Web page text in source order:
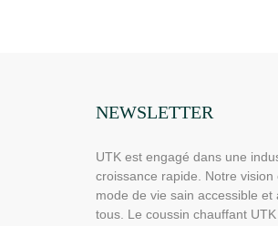
NEWSLETTER
UTK est engagé dans une
croissance rapide. Notre
mode de vie sain accessible et
tous. Le coussin chauffant